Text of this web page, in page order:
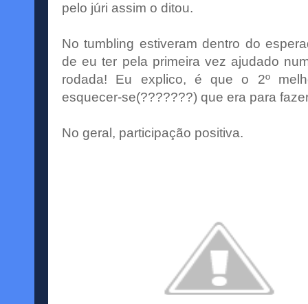
pelo júri assim o ditou.
Notumbling estiveram dentro do
de eu ter pela primeira vez ajudado
rodada! Eu explico, é que o 2º
esquecer-se(???????) que era para
No geral, participação positiva.